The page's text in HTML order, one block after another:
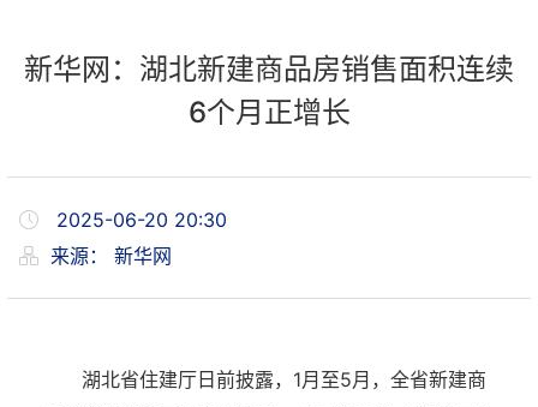
新华网：湖北新建商品房销售面积连续
6个月正增长
2025-06-20 20:30
来源： 新华网
湖北省住建厅日前披露，1月至5月，全省新建商